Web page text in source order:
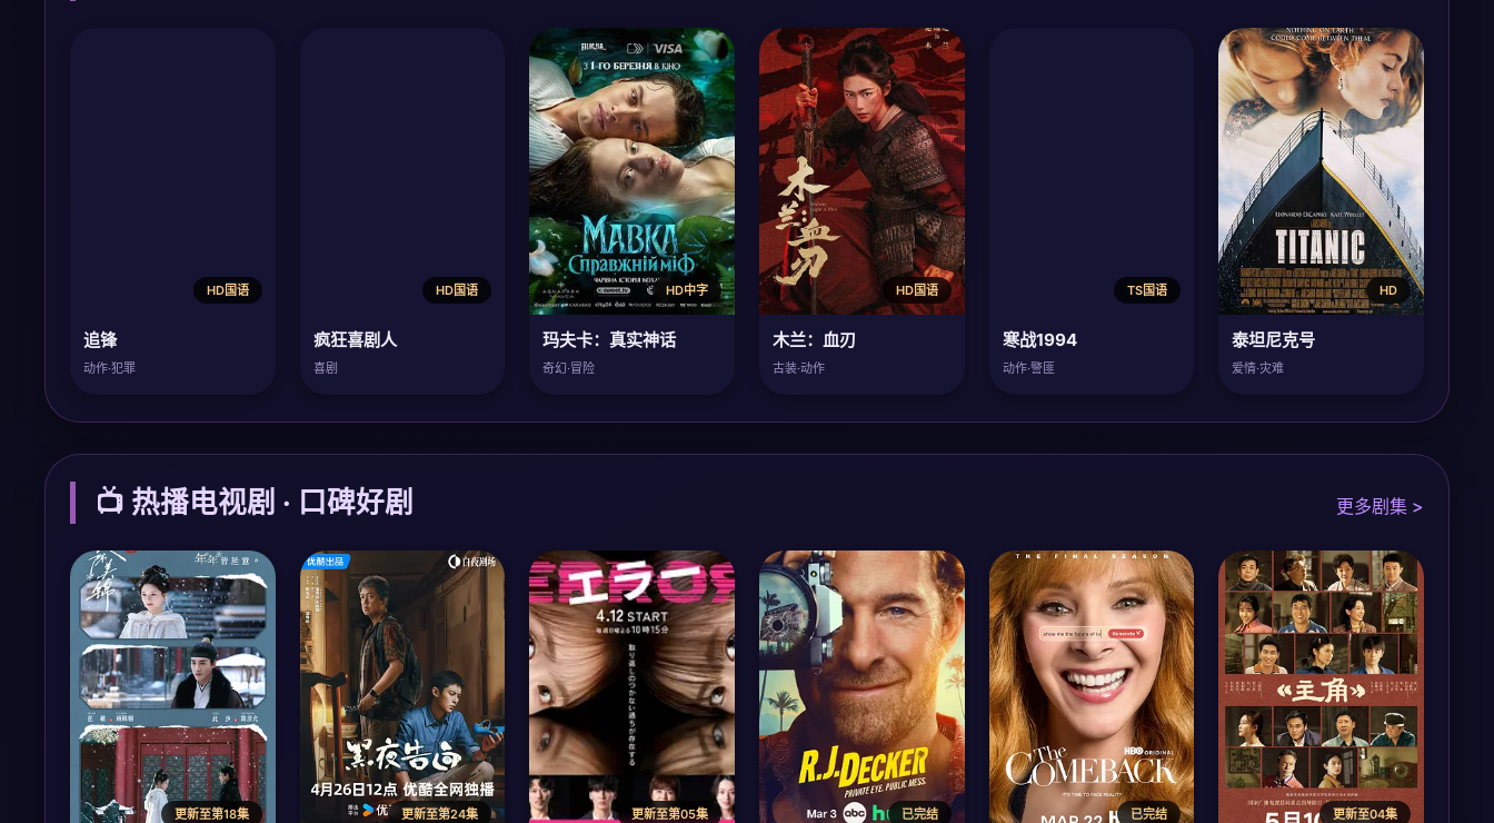
HD国语
追锋
动作·犯罪
HD国语
疯狂喜剧人
喜剧
HD中字
玛夫卡：真实神话
奇幻·冒险
HD国语
木兰：血刃
古装·动作
TS国语
寒战1994
动作·警匪
HD
泰坦尼克号
爱情·灾难
📺 热播电视剧 · 口碑好剧 更多剧集 >
更新至第18集 更新至第24集 更新至第05集 已完结 已完结 更新至04集